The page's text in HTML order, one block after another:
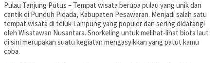
Pulau Tanjung Putus – Tempat wisata berupa pulau yang unik dan
cantik di Punduh Pidada, Kabupaten Pesawaran. Menjadi salah satu
tempat wisata di teluk Lampung yang populer dan sering didatangi
oleh Wisatawan Nusantara. Snorkeling untuk melihat-lihat biota laut
di sini merupakan suatu kegiatan mengasyikkan yang patut kamu
coba.